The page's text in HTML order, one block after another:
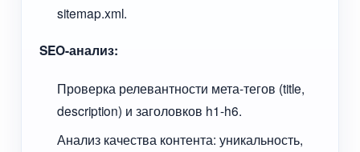
sitemap.xml.
SEO-анализ:
Проверка релевантности мета-тегов (title,
description) и заголовков h1-h6.
Анализ качества контента: уникальность,